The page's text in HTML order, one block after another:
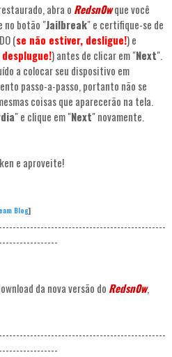
abra o Redsn0wque você
no botão "Jailbreak" e certifique-se de
(se não estiver, desligue!) e
) antes de clicar em "Next".
a colocar seu dispositivo em
passo-a-passo, portanto não se
coisas que aparecerão na tela.
" e clique em "Next" novamente.
e aproveite!
Blog]
da nova versão do Redsn0w,